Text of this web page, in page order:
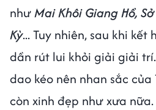
nhưMai Khôi Giang Hồ,
Kỳ... Tuy nhiên, sau khi
dần rút lui khỏi giải giải
dao kéo nên nhan sắc của
còn xinh đẹp như xưa nữa.